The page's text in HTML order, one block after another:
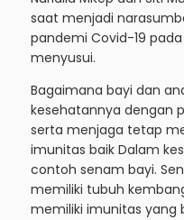
saat menjadi
pandemi Covid-19
menyusui.
Bagaimana bayi dan
kesehatannya dengan
serta menjaga tetap
imunitas baik Dalam
contoh senam bayi.
memiliki tubuh
memiliki imunitas yang